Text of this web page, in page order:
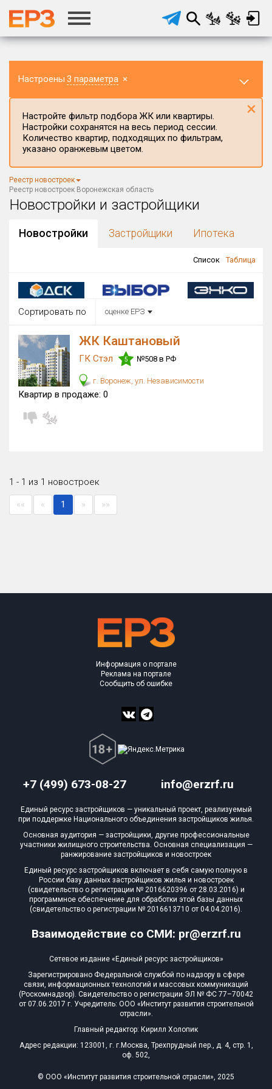
Настроены 3 параметра ×
Воронежская область
Район в регионе
Округ
Все
Все
Цена
от до
от
Вид объекта
Кол-во комнат
с продажами
Рейтинг ЕРЗ
Многоквартирных домов
Поселков таунхаусов
Блокированных домов
блоков в БД
0 из 14 140
Настройте фильтр подбора ЖК или квартиры.
Настройки сохранятся на весь период сессии.
Количество квартир, подходящих по фильтрам,
указано оранжевым цветом.
×
Реестр новостроек
Реестр новостроек Воронежская область
Новостройки и застройщики
Новостройки Застройщики Ипотека
Список Таблица
Сортировать по оценке ЕРЗ
ЖК Каштановый
ГК Стэл 5 №508 в РФ
г. Воронеж, ул. Независимости
Квартир в продаже: 0
1 - 1 из 1 новостроек
«« « 1 » »»
+7 (499) 673-08-27 info@erzrf.ru
Взаимодействие со СМИ: pr@erzrf.ru
Информация о портале
Реклама на портале
Сообщить об ошибке
Единый ресурс застройщиков — уникальный проект, реализуемый
при поддержке Национального объединения застройщиков жилья.
Основная аудитория — застройщики, другие профессиональные
участники жилищного строительства. Основная специализация —
ранжирование застройщиков и новостроек
Единый ресурс застройщиков включает в себя самую полную в
России базу данных застройщиков жилья и новостроек
(свидетельство о регистрации № 2016620396 от 28.03.2016) и
программное обеспечение для обработки этой базы данных
(свидетельство о регистрации № 2016613710 от 04.04.2016).
Сетевое издание «Единый ресурс застройщиков»
Зарегистрировано Федеральной службой по надзору в сфере
связи, информационных технологий и массовых коммуникаций
(Роскомнадзор). Свидетельство о регистрации ЭЛ № ФС 77–70042
от 07.06.2017 г. Учредитель: ООО «Институт развития строительной
отрасли».
Главный редактор: Кирилл Холопик
Адрес редакции: 123001, г. г.Москва, Трехпрудный пер., д. 4, стр. 1,
оф. 502,
© ООО «Институт развития строительной отрасли», 2025